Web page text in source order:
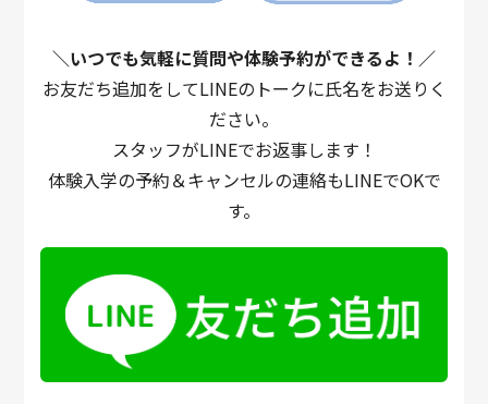
＼いつでも気軽に質問や体験予約ができるよ！／
お友だち追加をしてLINEのトークに氏名をお送りく
ださい。
スタッフがLINEでお返事します！
体験入学の予約＆キャンセルの連絡もLINEでOKで
す。